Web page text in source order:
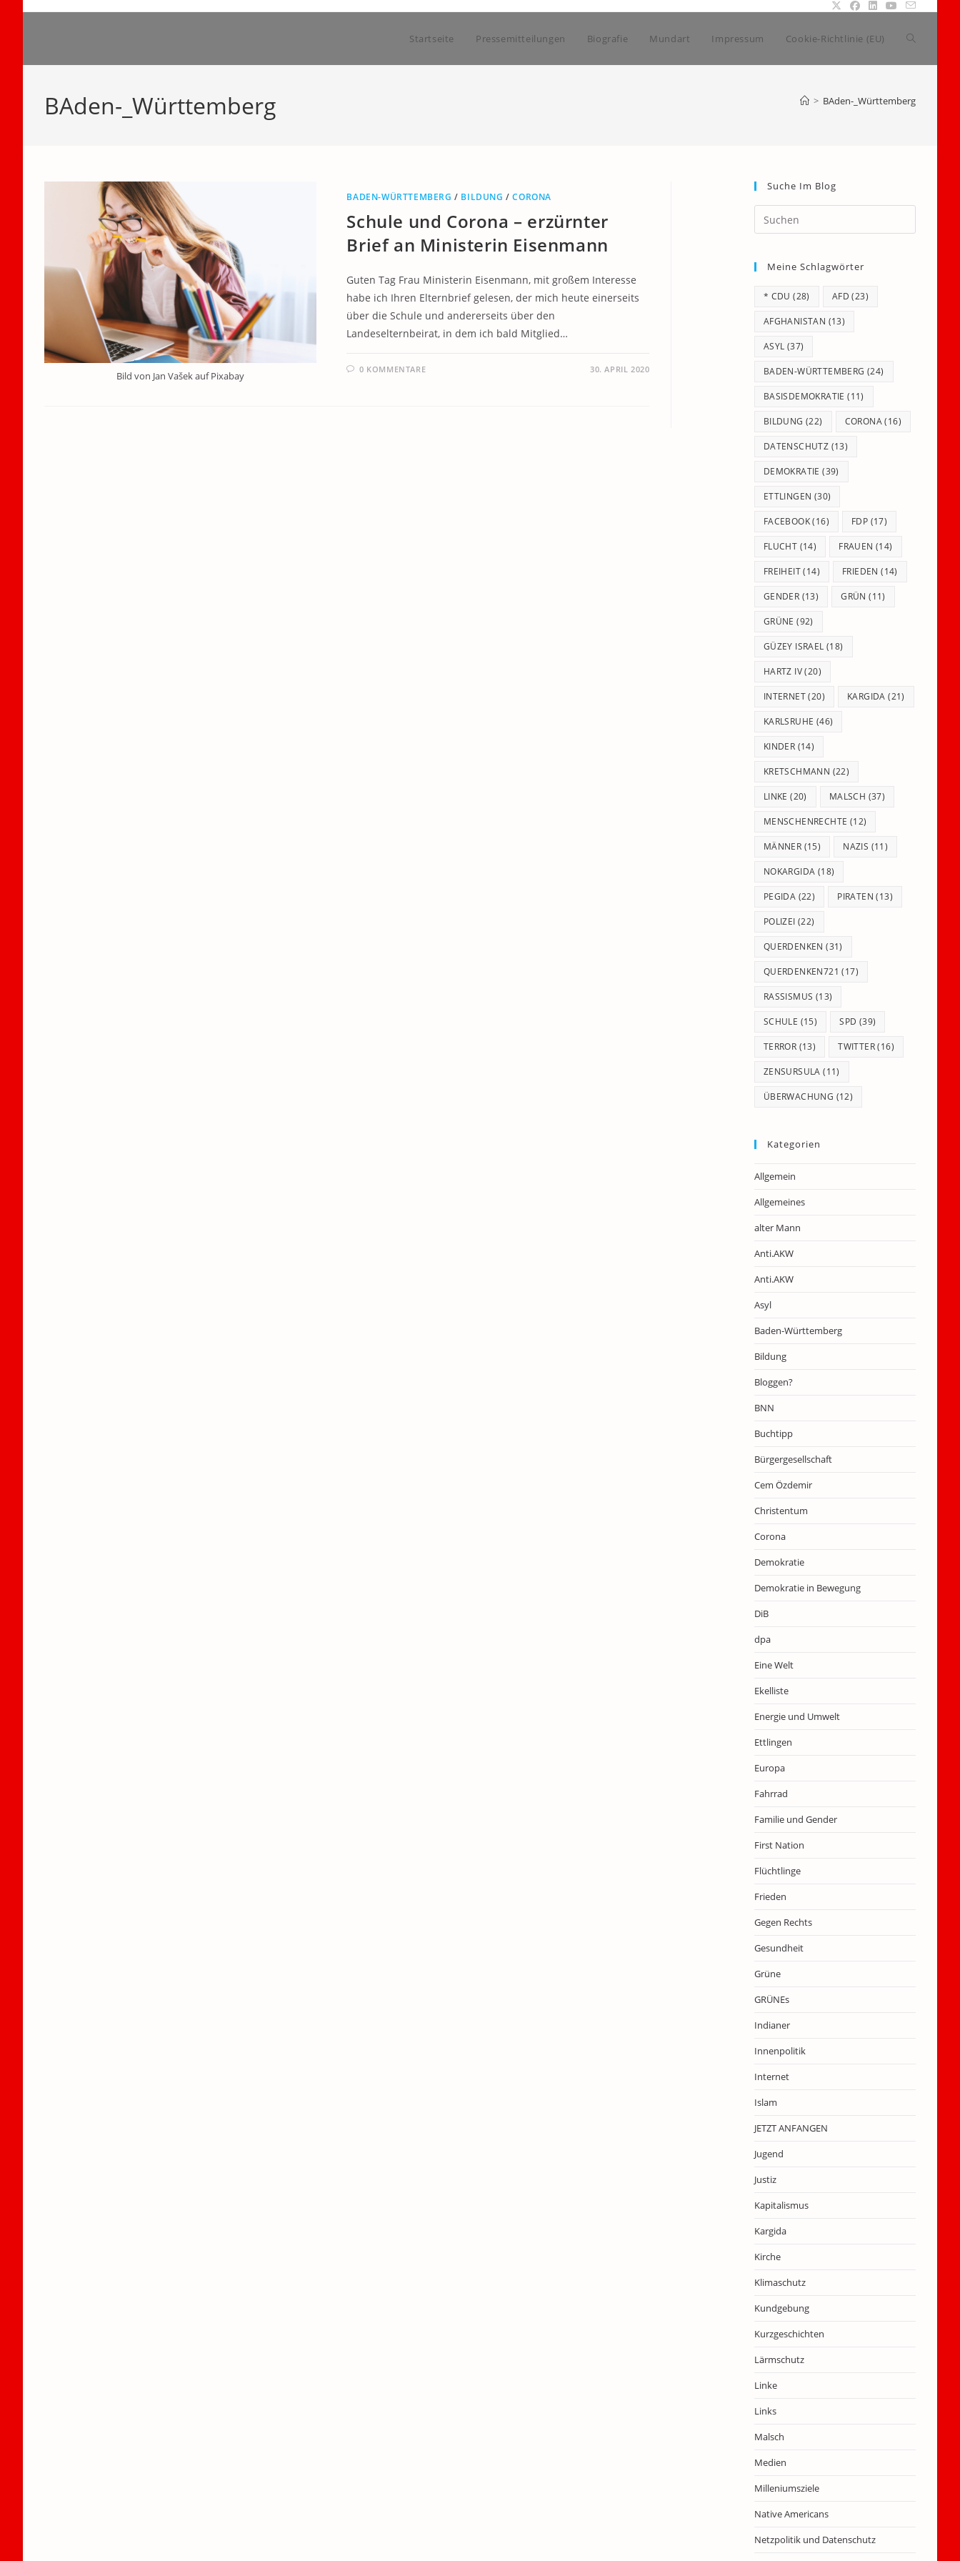
Startseite Pressemitteilungen Biografie Mundart Impressum Cookie-Richtlinie (EU) Website-
BAden-_Württemberg > BAden-_Württemberg
Bild von Jan Vašek auf Pixabay
BADEN-WÜRTTEMBERG / BILDUNG /CORONA
Schule und Corona – erzürnter
Brief an Ministerin Eisenmann
Guten Tag Frau Ministerin Eisenmann, mit großem Interesse
habe ich Ihren Elternbrief gelesen, der mich heute einerseits
über die Schule und andererseits über den
Landeselternbeirat, in dem ich bald Mitglied…
0 KOMMENTARE 30. APRIL 2020
Suche Im Blog
Escape
Meine Schlagwörter
* CDU (28) AFD (23)
AFGHANISTAN (13)
ASYL (37)
BADEN-WÜRTTEMBERG (24)
BASISDEMOKRATIE (11)
BILDUNG (22) CORONA(16)
DATENSCHUTZ (13)
DEMOKRATIE (39)
ETTLINGEN (30)
FACEBOOK(16) FDP (17)
FLUCHT (14) FRAUEN (14)
FREIHEIT(14) FRIEDEN (14)
GENDER (13) GRÜN (11)
GRÜNE (92)
GÜZEY ISRAEL (18)
HARTZ IV(20)
INTERNET(20) KARGIDA (21)
KARLSRUHE (46)
KINDER (14)
KRETSCHMANN (22)
LINKE (20) MALSCH (37)
MENSCHENRECHTE (12)
MÄNNER (15) NAZIS (11)
NOKARGIDA (18)
PEGIDA (22) PIRATEN (13)
POLIZEI (22)
QUERDENKEN (31)
QUERDENKEN721 (17)
RASSISMUS (13)
SCHULE (15) SPD (39)
TERROR (13) TWITTER(16)
ZENSURSULA (11)
ÜBERWACHUNG (12)
Kategorien
Allgemein
Allgemeines
alter Mann
Anti.AKW
Anti.AKW
Asyl
Baden-Württemberg
Bildung
Bloggen?
BNN
Buchtipp
Bürgergesellschaft
Cem Özdemir
Christentum
Corona
Demokratie
Demokratie in Bewegung
DiB
dpa
Eine Welt
Ekelliste
Energie und Umwelt
Ettlingen
Europa
Fahrrad
Familie und Gender
First Nation
Flüchtlinge
Frieden
Gegen Rechts
Gesundheit
Grüne
GRÜNEs
Indianer
Innenpolitik
Internet
Islam
JETZT ANFANGEN
Jugend
Justiz
Kapitalismus
Kargida
Kirche
Klimaschutz
Kundgebung
Kurzgeschichten
Lärmschutz
Linke
Links
Malsch
Medien
Milleniumsziele
Native Americans
Netzpolitik und Datenschutz